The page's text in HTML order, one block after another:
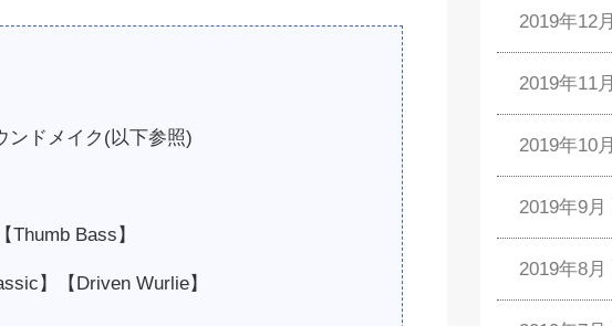
ンドメイク(以下参照)
Bass】
】【Driven Wurlie】
2019年12月
2019年11月
2019年10月
2019年9月
2019年8月